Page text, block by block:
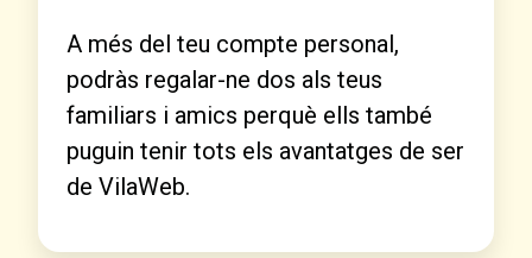
A més del teu compte personal,
podràs regalar-ne dos als teus
familiars i amics perquè ells també
puguin tenir tots els avantatges de ser
de VilaWeb.